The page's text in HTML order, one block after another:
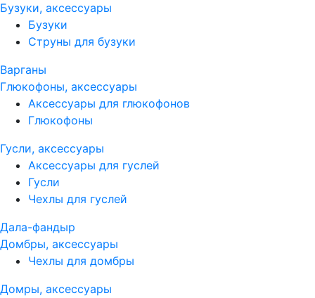
Бузуки, аксессуары
Бузуки
Струны для бузуки
Варганы
Глюкофоны, аксессуары
Аксессуары для глюкофонов
Глюкофоны
Гусли, аксессуары
Аксессуары для гуслей
Гусли
Чехлы для гуслей
Дала-фандыр
Домбры, аксессуары
Чехлы для домбры
Домры, аксессуары